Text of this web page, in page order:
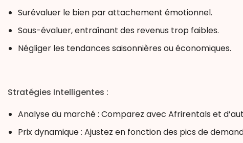
Surévaluer le bien par attachement émotionnel.
Sous-évaluer, entraînant des revenus trop faibles.
Négliger les tendances saisonnières ou économiques.
Stratégies Intelligentes :
Analyse du marché : Comparez avec Afrirentals et
Prix dynamique : Ajustez en fonction des pics de